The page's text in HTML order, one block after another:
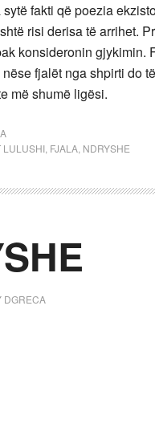
fakti që poezia
risi derisa të arrihet.
konsideronin gjykimin.
fjalët nga shpirti do
më shumë ligësi.
LULUSHI FJALA NDRYSHE
DGRECA